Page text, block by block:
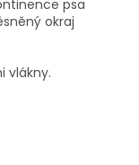
psa
okraj
vlákny.